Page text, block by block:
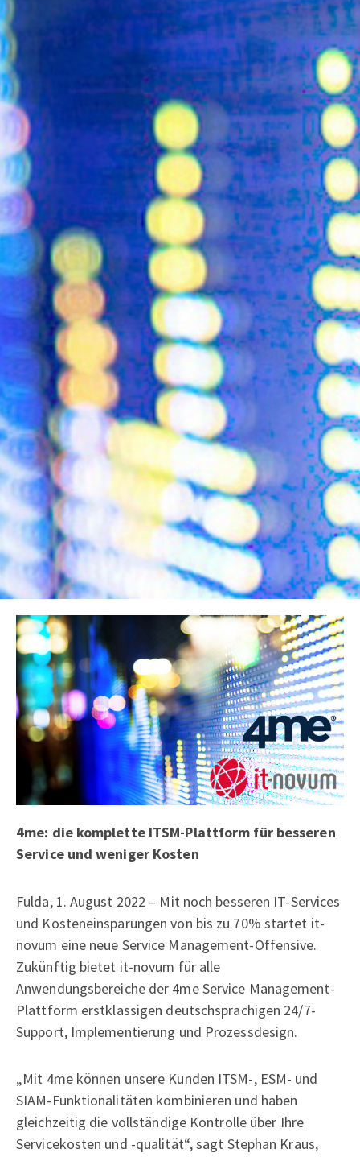
4me: die komplette ITSM-Plattform für besseren
Service und weniger Kosten
Fulda, 1. August 2022 – Mit noch besseren IT-Services
und Kosteneinsparungen von bis zu 70% startet it-
novum eine neue Service Management-Offensive.
Zukünftig bietet it-novum für alle
Anwendungsbereiche der 4me Service Management-
Plattform erstklassigen deutschsprachigen 24/7-
Support, Implementierung und Prozessdesign.
„Mit 4me können unsere Kunden ITSM-, ESM- und
SIAM-Funktionalitäten kombinieren und haben
gleichzeitig die vollständige Kontrolle über Ihre
Servicekosten und -qualität“, sagt Stephan Kraus,